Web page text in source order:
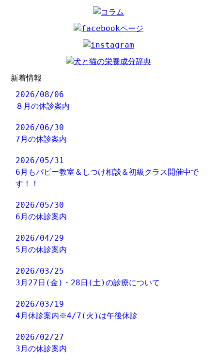
新着情報
2026/08/06
８月の休診案内
2026/06/30
7月の休診案内
2026/05/31
6月もパピー教室＆しつけ相談＆初級クラス開催中で
す！！
2026/05/30
6月の休診案内
2026/04/29
5月の休診案内
2026/03/25
3月27日(金)・28日(土)の診療について
2026/03/19
4月休診案内※4/7(火)は午後休診
2026/02/27
3月の休診案内